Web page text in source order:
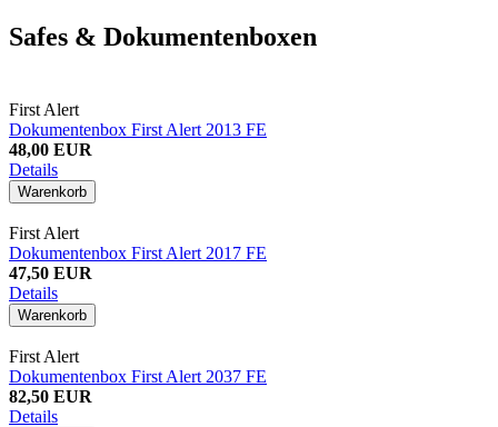
Safes & Dokumentenboxen
First Alert
Dokumentenbox First Alert 2013 FE
48,00 EUR
Details
Warenkorb
First Alert
Dokumentenbox First Alert 2017 FE
47,50 EUR
Details
Warenkorb
First Alert
Dokumentenbox First Alert 2037 FE
82,50 EUR
Details